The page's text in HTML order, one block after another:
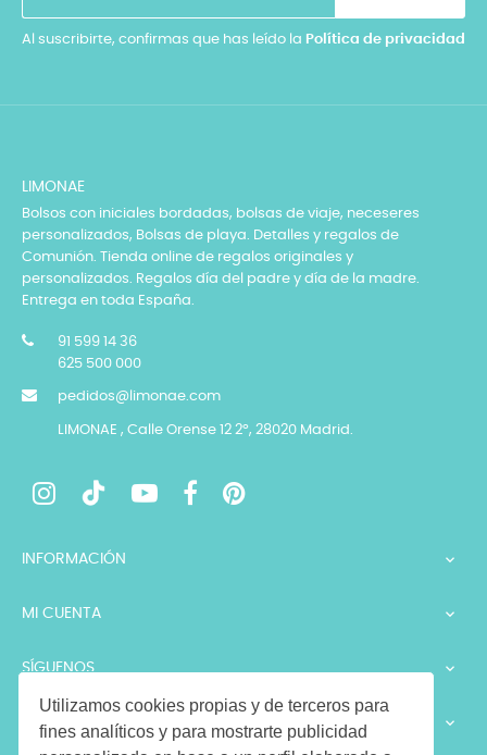
Utilizamos cookies propias y de terceros para
fines analíticos y para mostrarte publicidad
Al suscribirte, confirmas que has leído la Política de privacidad
LIMONAE
Bolsos con iniciales bordadas, bolsas de viaje, neceseres
personalizados, Bolsas de playa. Detalles y regalos de
Comunión. Tienda online de regalos originales y
personalizados. Regalos día del padre y día de la madre.
Entrega en toda España.
91 599 14 36
625 500 000
pedidos@limonae.com
LIMONAE , Calle Orense 12 2º, 28020 Madrid.
INFORMACIÓN 
MI CUENTA 
SÍGUENOS 
LEGALES 